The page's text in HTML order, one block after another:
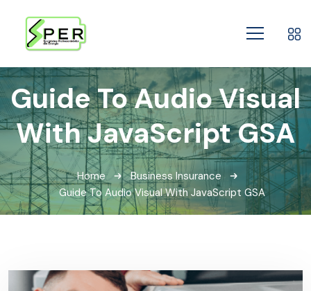
Guide To Audio Visual
With JavaScript GSA
Home
Business Insurance
Guide To Audio Visual With JavaScript GSA